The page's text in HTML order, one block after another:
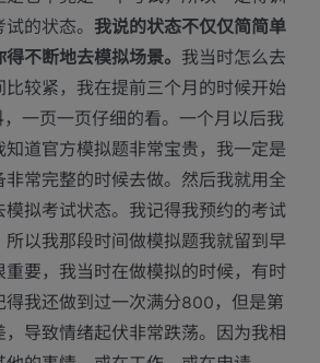
的状态。 我说的状态不仅仅简简单
不断地去模拟场景。 我当时怎么去
较紧，我在提前三个月的时候开始
一页一页仔细的看。一个月以后我
道官方模拟题非常宝贵，我一定是
非常完整的时候去做。然后我就用全
模拟考试状态。我记得我预约的考试
以我那段时间做模拟题我就留到早
重要，我当时在做模拟的时候，有时
得我还做到过一次满分800，但是第
导致情绪起伏非常跌荡。因为我相